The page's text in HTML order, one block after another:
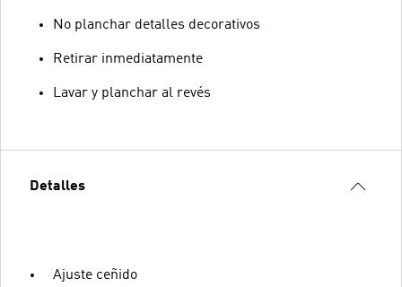
No planchar detalles decorativos
Retirar inmediatamente
Lavar y planchar al revés
Detalles
Ajuste ceñido